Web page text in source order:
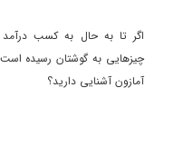
اگر تا به حال به کسب درآمد
چیزهایی به گوشتان رسیده
آمازون آشنایی دارید؟